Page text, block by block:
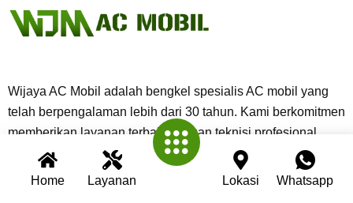
Home Layanan Lokasi Whatsapp
Wijaya AC Mobil adalah bengkel spesialis AC mobil yang
telah berpengalaman lebih dari 30 tahun. Kami berkomitmen
memberikan layanan terbaik dengan teknisi profesional,
peralatan modern, dan garansi untuk setiap pengerjaan.